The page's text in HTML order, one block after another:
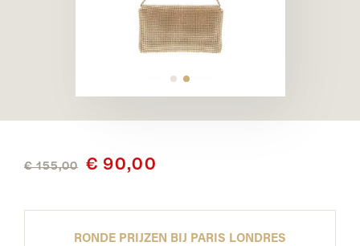
€ 155,00 € 90,00
RONDE PRIJZEN BIJ PARIS LONDRES